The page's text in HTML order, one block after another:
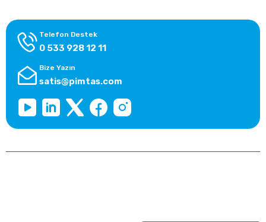
Telefon Destek
0 533 928 12 11
Bize Yazın
satis@pimtas.com